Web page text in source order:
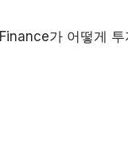
가 어떻게 투